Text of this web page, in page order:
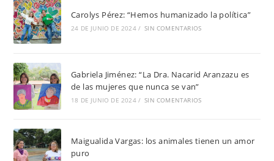
Carolys Pérez: “Hemos humanizado la política”
24 DE JUNIO DE 2024 / SIN COMENTARIOS
Gabriela Jiménez: “La Dra. Nacarid Aranzazu es
de las mujeres que nunca se van”
18 DE JUNIO DE 2024 / SIN COMENTARIOS
Maigualida Vargas: los animales tienen un amor
puro